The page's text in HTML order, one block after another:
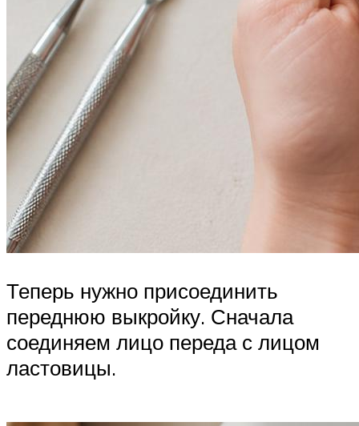
Теперь нужно присоединить
переднюю выкройку. Сначала
соединяем лицо переда с лицом
ластовицы.